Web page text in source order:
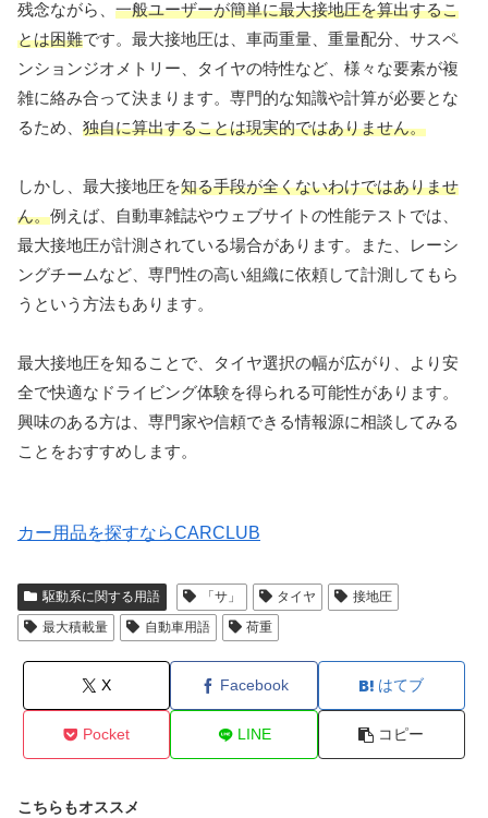
残念ながら、 一般ユーザーが簡単に最大接地圧を算出するこ
とは困難です。最大接地圧は、車両重量、重量配分、サスペ
ンションジオメトリー、タイヤの特性など、様々な要素が複
雑に絡み合って決まります。専門的な知識や計算が必要とな
るため、 独自に算出することは現実的ではありません。
しかし、最大接地圧を知る手段が全くないわけではありませ
ん。例えば、自動車雑誌やウェブサイトの性能テストでは、
最大接地圧が計測されている場合があります。また、レーシ
ングチームなど、専門性の高い組織に依頼して計測してもら
うという方法もあります。
最大接地圧を知ることで、タイヤ選択の幅が広がり、より安
全で快適なドライビング体験を得られる可能性があります。
興味のある方は、専門家や信頼できる情報源に相談してみる
ことをおすすめします。
カー用品を探すならCARCLUB
駆動系に関する用語 「サ」 タイヤ
接地圧
最大積載量
自動車用語 荷重
X Facebook はてブ
Pocket LINE コピー
こちらもオススメ